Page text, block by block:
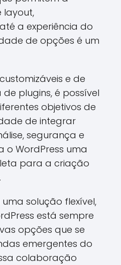
layout,
a experiência do
de opções é um
e de
plugins, é possível
objetivos de
de integrar
segurança e
WordPress uma
para a criação
solução flexível,
está sempre
opções que se
emergentes do
colaboração